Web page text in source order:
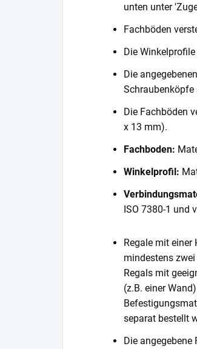
unten unter
Fachböden
Die
Die
Schraubenköpfe
Die Fachböden
x 13 mm).
Fachboden:
Winkelprofil:
ISO 7380-1 und
Regale mit einer
mindestens
Regals mit
(z.B. einer
separat bestellt
Die